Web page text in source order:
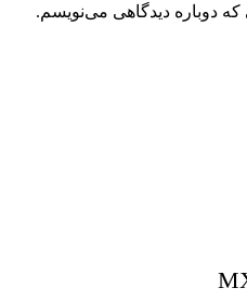
دوباره دیدگاهی می‌نویسم.